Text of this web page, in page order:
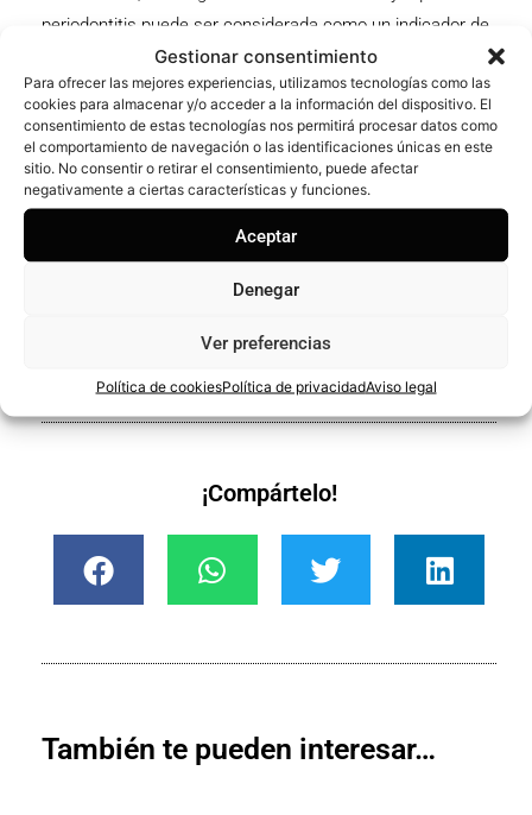
Gestionar consentimiento
Para ofrecer las mejores experiencias, utilizamos tecnologías como las
cookies para almacenar y/o acceder a la información del dispositivo. El
consentimiento de estas tecnologías nos permitirá procesar datos como
el comportamiento de navegación o las identificaciones únicas en este
sitio. No consentir o retirar el consentimiento, puede afectar
negativamente a ciertas características y funciones.
Aceptar
Denegar
Ver preferencias
Política de cookiesPolítica de privacidadAviso legal
periodontitis puede ser considerada como un indicador de
riesgo para alcanzar un bajo estatus de salud
cardiovascular» y, por eso, se afirma que «su tratamiento
está indicado de la misma forma que lo está el manejo de
los otros factores de riesgo cardiovascular subyacentes».
En estas guías, la periodontitis se sitúa en un apartado
junto a otros trastornos de reconocido impacto negativo
en la esfera cardiovascular, como la enfermedad renal
crónica, la apnea del sueño, las enfermedades
autoinmunes, la gripe o la disfunción eréctil.
¡Compártelo!
También te pueden interesar…